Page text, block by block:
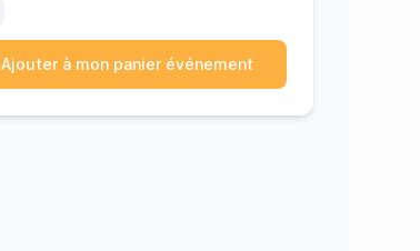
Ajouter à mon panier événement